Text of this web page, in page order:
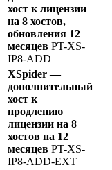
хост к лицензии
на 8 хостов,
обновления 12
месяцев PT-XS-
IP8-ADD
XSpider —
дополнительный
хост к
продлению
лицензии на 8
хостов на 12
месяцев PT-XS-
IP8-ADD-EXT